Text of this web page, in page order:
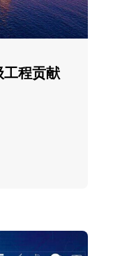
工程贡献